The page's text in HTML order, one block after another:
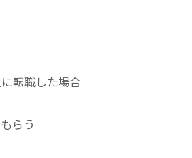
転職した場合
らう